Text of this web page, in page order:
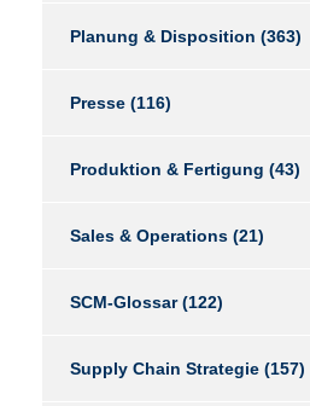
Planung & Disposition (363)
Presse (116)
Produktion & Fertigung (43)
Sales & Operations (21)
SCM-Glossar(122)
Supply Chain Strategie (157)